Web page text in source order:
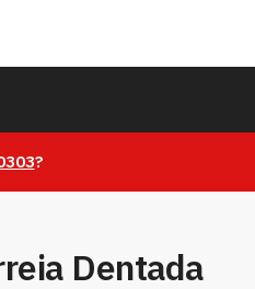
?
Dentada